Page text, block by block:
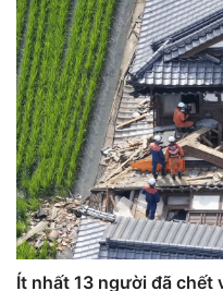
Ít nhất 13 người đã chết